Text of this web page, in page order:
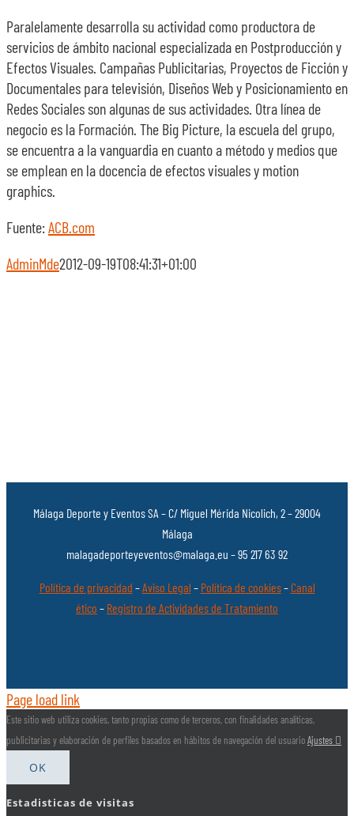
Paralelamente desarrolla su actividad como productora de
servicios de ámbito nacional especializada en Postproducción y
Efectos Visuales. Campañas Publicitarias, Proyectos de Ficción y
Documentales para televisión, Diseños Web y Posicionamiento en
Redes Sociales son algunas de sus actividades. Otra línea de
negocio es la Formación. The Big Picture, la escuela del grupo,
se encuentra a la vanguardia en cuanto a método y medios que
se emplean en la docencia de efectos visuales y motion
graphics.
Fuente:ACB.com
AdminMde2012-09-19T08:41:31+01:00
Málaga Deporte y Eventos SA – C/ Miguel Mérida Nicolich, 2 – 29004
Málaga
malagadeporteyeventos@malaga.eu – 95 217 63 92
Política de privacidad –Aviso Legal – Política de cookies–Canal
ético – Registro de Actividades de Tratamiento
Page load link
Este sitio web utiliza cookies, tanto propias como de terceros, con finalidades analíticas,
publicitarias y elaboración de perfiles basados en hábitos de navegación del usuarioAjustes
OK
Estadisticas de visitas